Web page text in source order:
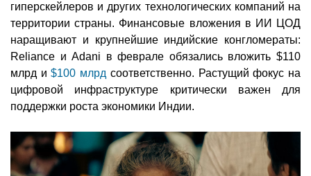
гиперскейлеров и других технологических компаний на
территории страны. Финансовые вложения в ИИ ЦОД
наращивают и крупнейшие индийские конгломераты:
Reliance и Adani в феврале обязались вложить $110
млрд и$100 млрд соответственно. Растущий фокус на
цифровой инфраструктуре критически важен для
поддержки роста экономики Индии.